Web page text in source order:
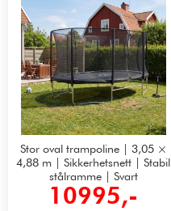
Stor oval trampoline | 3,05 ×
4,88 m | Sikkerhetsnett | Stabil
stålramme | Svart
10995,-